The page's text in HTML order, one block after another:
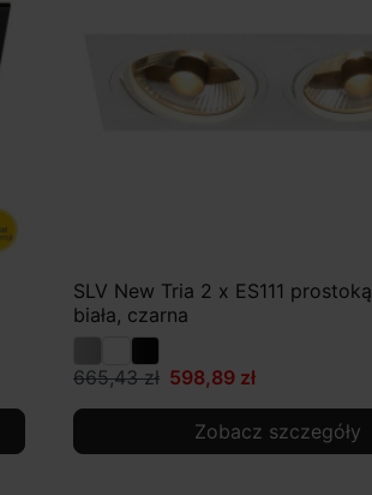
SLV New Tria 2 x ES111
biała, czarna
665,43 zł 598,89 zł
Zobacz szczegóły